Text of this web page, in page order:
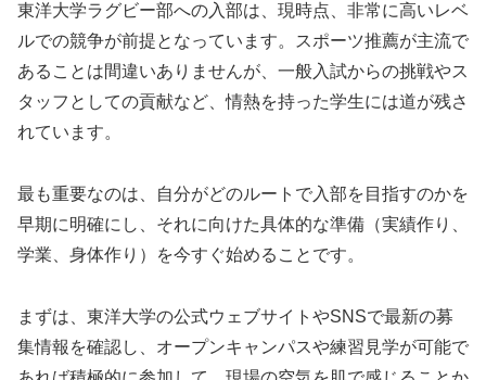
東洋大学ラグビー部への入部は、現時点、非常に高いレベ
ルでの競争が前提となっています。スポーツ推薦が主流で
あることは間違いありませんが、一般入試からの挑戦やス
タッフとしての貢献など、情熱を持った学生には道が残さ
れています。
最も重要なのは、自分がどのルートで入部を目指すのかを
早期に明確にし、それに向けた具体的な準備（実績作り、
学業、身体作り）を今すぐ始めることです。
まずは、東洋大学の公式ウェブサイトやSNSで最新の募
集情報を確認し、オープンキャンパスや練習見学が可能で